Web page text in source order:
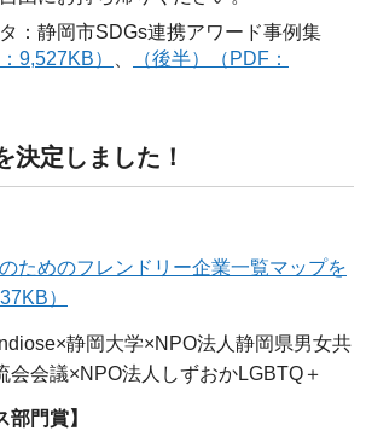
：静岡市SDGs連携アワード事例集
9,527KB）
（後半）（PDF：
決定しました！
ためのフレンドリー企業一覧マップを
）
静岡大学×NPO法人静岡県男女共
会会議×NPO法人しずおかLGBTQ＋
部門賞】